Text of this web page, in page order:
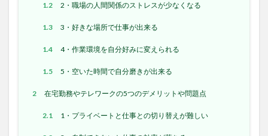
1.2 2・職場の人間関係のストレスが少なくなる
1.3 3・好きな場所で仕事が出来る
1.4 4・作業環境を自分好みに変えられる
1.5 5・空いた時間で自分磨きが出来る
2 在宅勤務やテレワークの5つのデメリットや問題点
2.1 1・プライベートと仕事との切り替えが難しい